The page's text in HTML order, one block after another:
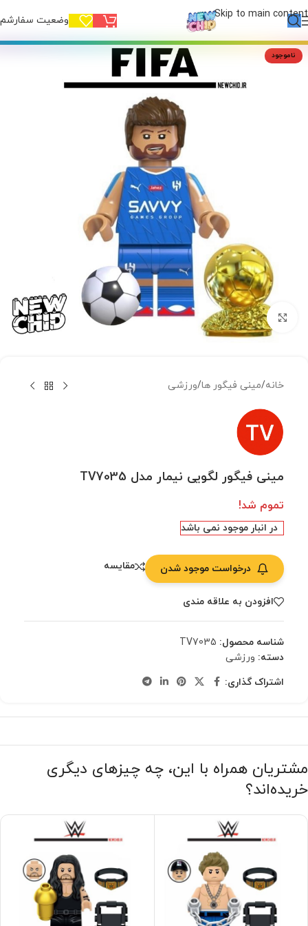
Skip to main content وضعیت
ناموجود
بزرگنمایی تصویر
خانه/مینی فیگور ها/ورزشی
مینی فیگور لگویی نیمار مدل TV7035
تموم شد!
در انبار موجود نمی باشد
درخواست موجود شدن مقایسه
افزودن به علاقه مندی
شناسه محصول: TV7035
دسته: ورزشی
اشتراک گذاری:
مشتریان همراه با این، چه چیزهای دیگری
خریده‌اند؟